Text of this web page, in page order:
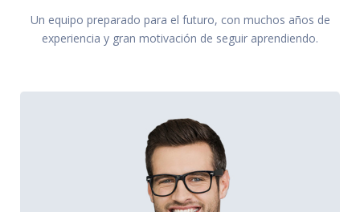
Un equipo preparado para el futuro, con muchos años de
experiencia y gran motivación de seguir aprendiendo.